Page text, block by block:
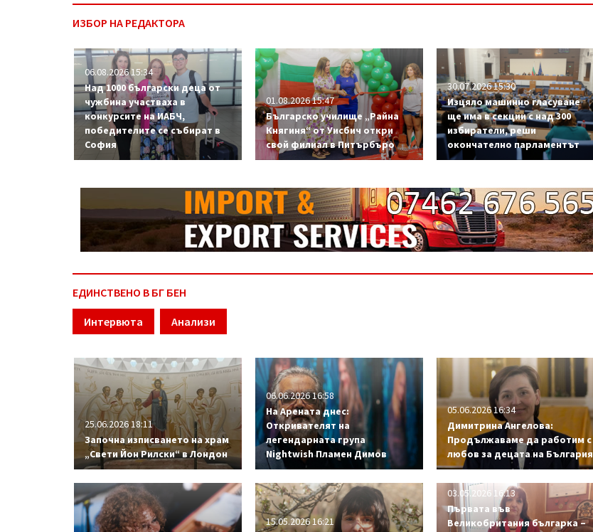
ИЗБОР НА РЕДАКТОРА
06.08.2026 15:34
Над 1000 български деца от
чужбина участваха в
конкурсите на ИАБЧ,
победителите се събират в
София
01.08.2026 15:47
Българско училище „Райна
Княгиня“ от Уисбич откри
свой филиал в Питърбъро
30.07.2026 15:30
Изцяло машинно гласуване
ще има в секции с над 300
избиратели, реши
окончателно парламентът
ЕДИНСТВЕНО В БГ БЕН
Интервюта Анализи
25.06.2026 18:11
Започна изписването на храм
„Свети Йон Рилски“ в Лондон
06.06.2026 16:58
На Арената днес:
Откривателят на
легендарната група
Nightwish Пламен Димов
05.06.2026 16:34
Димитрина Ангелова:
Продължаваме да работим с
любов за децата на България
15.05.2026 16:21
03.05.2026 16:13
Първата във
Великобритания българка –